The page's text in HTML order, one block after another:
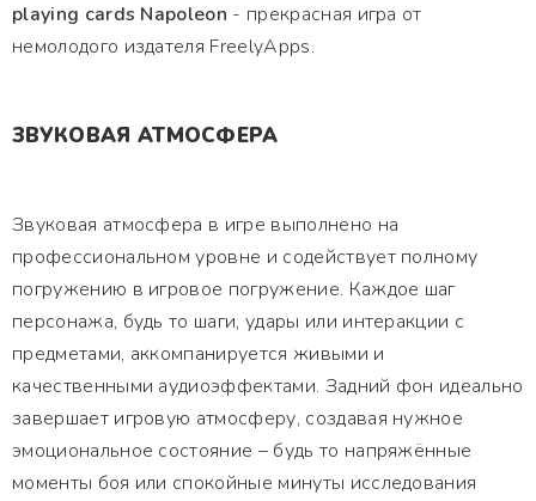
playing cards Napoleon - прекрасная игра от
немолодого издателя FreelyApps.
ЗВУКОВАЯ АТМОСФЕРА
Звуковая атмосфера в игре выполнено на
профессиональном уровне и содействует полному
погружению в игровое погружение. Каждое шаг
персонажа, будь то шаги, удары или интеракции с
предметами, аккомпанируется живыми и
качественными аудиоэффектами. Задний фон идеально
завершает игровую атмосферу, создавая нужное
эмоциональное состояние – будь то напряжённые
моменты боя или спокойные минуты исследования